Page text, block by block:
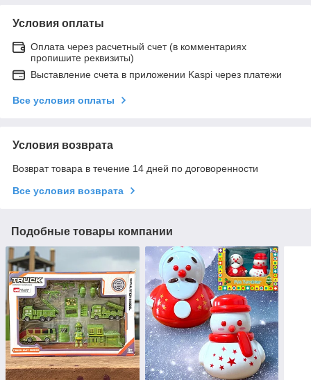
Условия оплаты
Оплата через расчетный счет (в комментариях
пропишите реквизиты)
Выставление счета в приложении Kaspi через платежи
Все условия оплаты
Условия возврата
Возврат товара в течение 14 дней по договоренности
Все условия возврата
Подобные товары компании